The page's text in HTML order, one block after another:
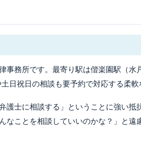
務所です。最寄り駅は偕楽園駅（水
日祝日の相談も要予約で対応する柔軟
士に相談する」ということに強い抵
なことを相談していいのかな？」と遠